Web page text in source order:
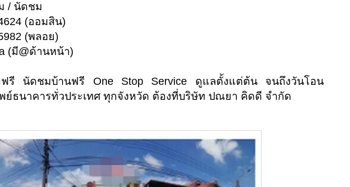
/ นัดชม
(ออมสิน)
(พลอย)
(มี@ด้านหน้า)
ฟรี นัดชมบ้านฟรี One Stop Service ดูแลตั้งแต่ต้น จนถึงวันโอน
ย์ธนาคารทั่วประเทศ ทุกจังหวัด ต้องที่บริษัท ปณยา คิดดี จำกัด